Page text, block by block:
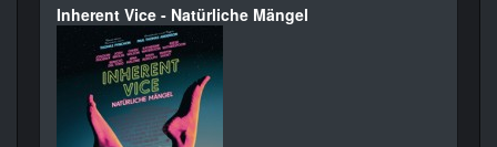
Inherent Vice - Natürliche Mängel